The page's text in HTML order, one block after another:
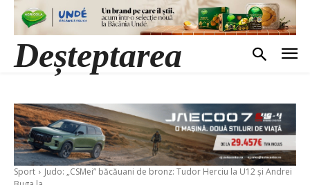
Deșteptarea
Sport
Judo: „CSMei” băcăuani de bronz: Tudor Herciu la U12 și Andrei